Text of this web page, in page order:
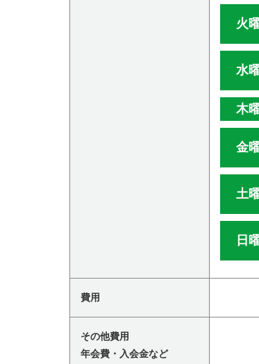
火
水
木
金
土
日
費用
その他費用
年会費・入会金など